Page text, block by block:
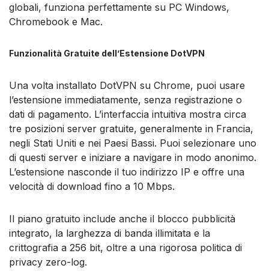
globali, funziona perfettamente su PC Windows,
Chromebook e Mac.
Funzionalità Gratuite dell’Estensione DotVPN
Una volta installato DotVPN su Chrome, puoi usare
l’estensione immediatamente, senza registrazione o
dati di pagamento. L’interfaccia intuitiva mostra circa
tre posizioni server gratuite, generalmente in Francia,
negli Stati Uniti e nei Paesi Bassi. Puoi selezionare uno
di questi server e iniziare a navigare in modo anonimo.
L’estensione nasconde il tuo indirizzo IP e offre una
velocità di download fino a 10 Mbps.
Il piano gratuito include anche il blocco pubblicità
integrato, la larghezza di banda illimitata e la
crittografia a 256 bit, oltre a una rigorosa politica di
privacy zero-log.